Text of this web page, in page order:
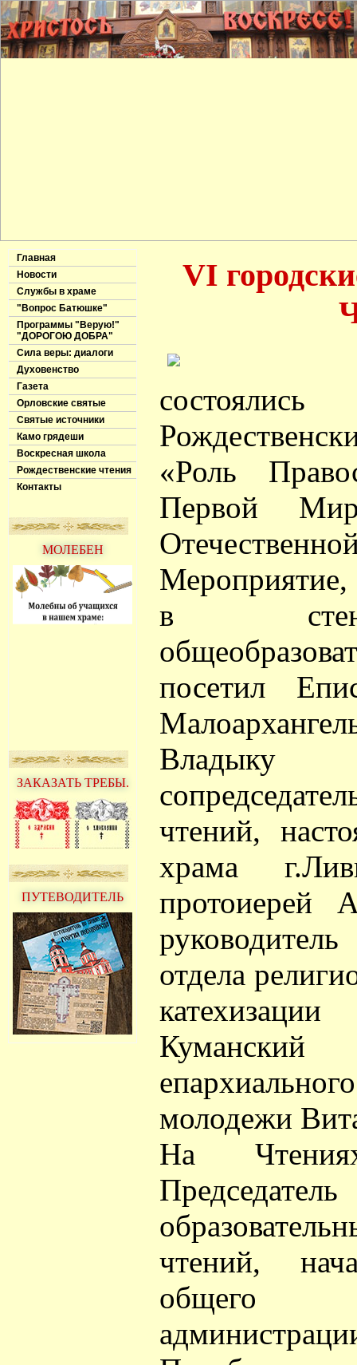
Главная
Новости
Службы в храме
"Вопрос Батюшке"
Программы "Верую!"
"ДОРОГОЮ ДОБРА"
Сила веры: диалоги
Духовенство
Газета
Орловские святые
Святые источники
Камо грядеши
Воскресная школа
Рождественские чтения
Контакты
МОЛЕБЕН
ЗАКАЗАТЬ ТРЕБЫ.
ПУТЕВОДИТЕЛЬ
VI
«Роль
Первой
Мероприятие,
в
посетил
Владыку
чтений,
храма
протоиерей
отдела
Куманский
молодежи
На
чтений,
общего